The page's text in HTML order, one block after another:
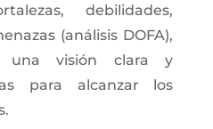
debilidades,
(análisis DOFA),
una visión clara y
para alcanzar los